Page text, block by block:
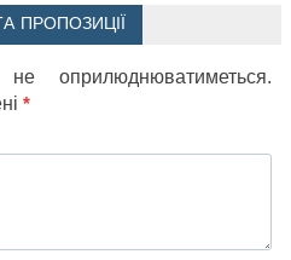
ПРОПОЗИЦІЇ
оприлюднюватиметься.
*